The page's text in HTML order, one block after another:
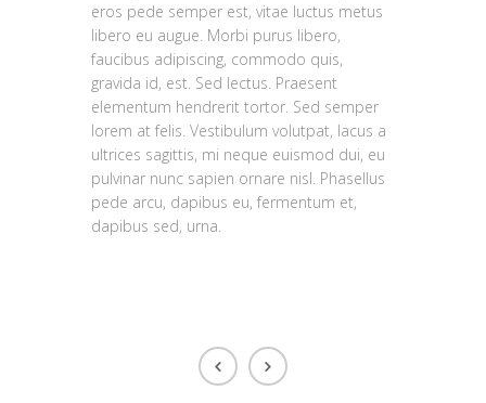
eros pede semper est, vitae luctus metus
libero eu augue. Morbi purus libero,
faucibus adipiscing, commodo quis,
gravida id, est. Sed lectus. Praesent
elementum hendrerit tortor. Sed semper
lorem at felis. Vestibulum volutpat, lacus a
ultrices sagittis, mi neque euismod dui, eu
pulvinar nunc sapien ornare nisl. Phasellus
pede arcu, dapibus eu, fermentum et,
dapibus sed, urna.